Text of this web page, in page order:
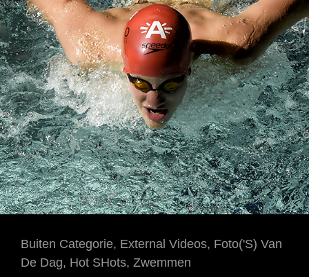
Cat
Links
Buiten Categorie, External Videos, Foto('s) Van
De Dag, Hot SHots, Zwemmen